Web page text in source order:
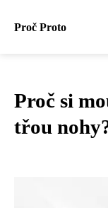
Proč Proto
Proč si
třou